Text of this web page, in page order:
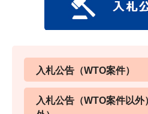
入札公告（WTO案件）
入札公告（WTO案件以外